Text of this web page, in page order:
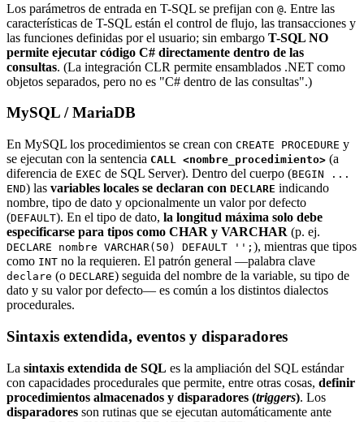
Los parámetros de entrada en T-SQL se prefijan con @. Entre las
características de T-SQL están el control de flujo, las transacciones y
las funciones definidas por el usuario; sin embargo T-SQL NO
permite ejecutar código C# directamente dentro de las
consultas. (La integración CLR permite ensamblados .NET como
objetos separados, pero no es "C# dentro de las consultas".)
MySQL / MariaDB
En MySQL los procedimientos se crean con CREATE PROCEDURE y
se ejecutan con la sentencia CALL <nombre_procedimiento> (a
diferencia de EXEC de SQL Server). Dentro del cuerpo (BEGIN ...
END) las variables locales se declaran con DECLARE indicando
nombre, tipo de dato y opcionalmente un valor por defecto
(DEFAULT). En el tipo de dato, la longitud máxima solo debe
especificarse para tipos como CHAR y VARCHAR (p. ej.
DECLARE nombre VARCHAR(50) DEFAULT ''; ), mientras que tipos
como INT no la requieren. El patrón general —palabra clave
declare (o DECLARE) seguida del nombre de la variable, su tipo de
dato y su valor por defecto— es común a los distintos dialectos
procedurales.
Sintaxis extendida, eventos y disparadores
La sintaxis extendida de SQL es la ampliación del SQL estándar
con capacidades procedurales que permite, entre otras cosas, definir
procedimientos almacenados y disparadores (triggers). Los
disparadores son rutinas que se ejecutan automáticamente ante